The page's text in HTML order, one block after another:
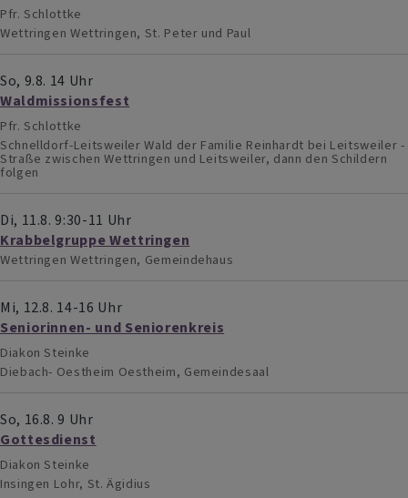
Pfr. Schlottke
Wettringen Wettringen, St. Peter und Paul
So, 9.8. 14 Uhr
Waldmissionsfest
Pfr. Schlottke
Schnelldorf-Leitsweiler Wald der Familie Reinhardt bei Leitsweiler -
Straße zwischen Wettringen und Leitsweiler, dann den Schildern
folgen
Di, 11.8. 9:30-11 Uhr
Krabbelgruppe Wettringen
Wettringen Wettringen, Gemeindehaus
Mi, 12.8. 14-16 Uhr
Seniorinnen- und Seniorenkreis
Diakon Steinke
Diebach- Oestheim Oestheim, Gemeindesaal
So, 16.8. 9 Uhr
Gottesdienst
Diakon Steinke
Insingen Lohr, St. Ägidius